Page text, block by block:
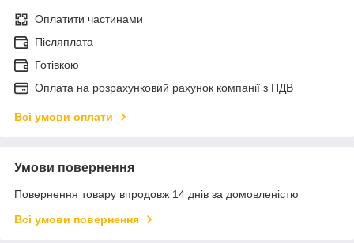
Оплатити частинами
Післяплата
Готівкою
Оплата на розрахунковий рахунок компанії з ПДВ
Всі умови оплати
Умови повернення
Повернення товару впродовж 14 днів за домовленістю
Всі умови повернення